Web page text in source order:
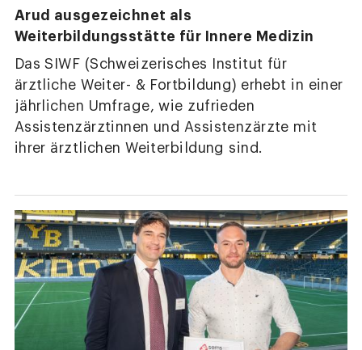
Arud ausgezeichnet als
Weiterbildungsstätte für Innere Medizin
Das SIWF (Schweizerisches Institut für
ärztliche Weiter- & Fortbildung) erhebt in einer
jährlichen Umfrage, wie zufrieden
Assistenzärztinnen und Assistenzärzte mit
ihrer ärztlichen Weiterbildung sind.